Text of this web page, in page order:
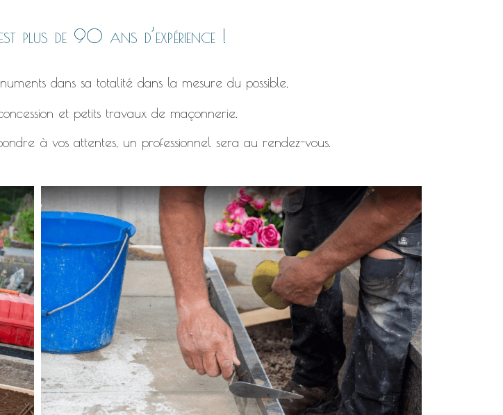
plus de 90 ans d’expérience !
dans sa totalité dans la mesure du possible,
et petits travaux de maçonnerie.
à vos attentes, un professionnel sera au rendez-vous.